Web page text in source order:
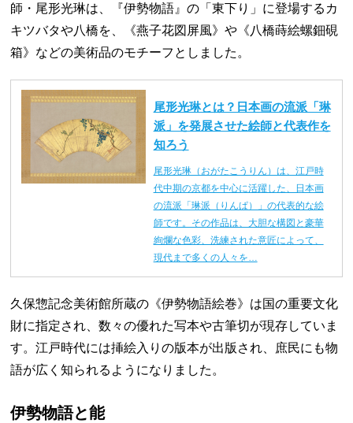
師・尾形光琳は、『伊勢物語』の「東下り」に登場するカ
キツバタや八橋を、《燕子花図屏風》や《八橋蒔絵螺鈿硯
箱》などの美術品のモチーフとしました。
尾形光琳とは？日本画の流派「琳
派」を発展させた絵師と代表作を
知ろう
尾形光琳（おがたこうりん）は、江戸時
代中期の京都を中心に活躍した、日本画
の流派「琳派（りんぱ）」の代表的な絵
師です。その作品は、大胆な構図と豪華
絢爛な色彩、洗練された意匠によって、
現代まで多くの人々を…
久保惣記念美術館所蔵の《伊勢物語絵巻》は国の重要文化
財に指定され、数々の優れた写本や古筆切が現存していま
す。江戸時代には挿絵入りの版本が出版され、庶民にも物
語が広く知られるようになりました。
伊勢物語と能